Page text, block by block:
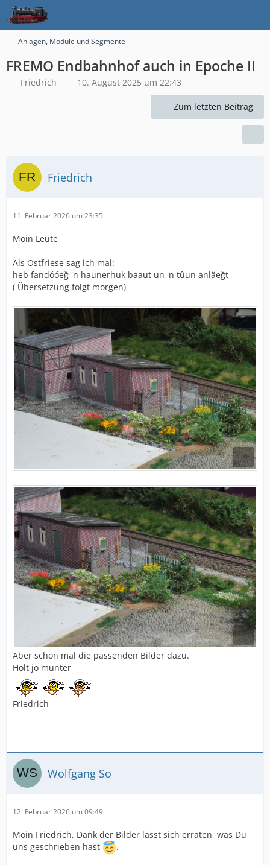
Anlagen, Module und Segmente
FREMO Endbahnhof auch in Epoche II
Friedrich 10. August 2025 um 22:43
Zum letzten Beitrag
Friedrich
11. Februar 2026 um 23:35
Moin Leute
Als Ostfriese sag ich mal:
heb fandóóeğ 'n haunerhuk baaut un 'n tûun anläeğt
( Übersetzung folgt morgen)
Aber schon mal die passenden Bilder dazu.
Holt jo munter
Friedrich
Wolfgang So
12. Februar 2026 um 09:49
Moin Friedrich, Dank der Bilder lässt sich erraten, was Du
uns geschrieben hast
.